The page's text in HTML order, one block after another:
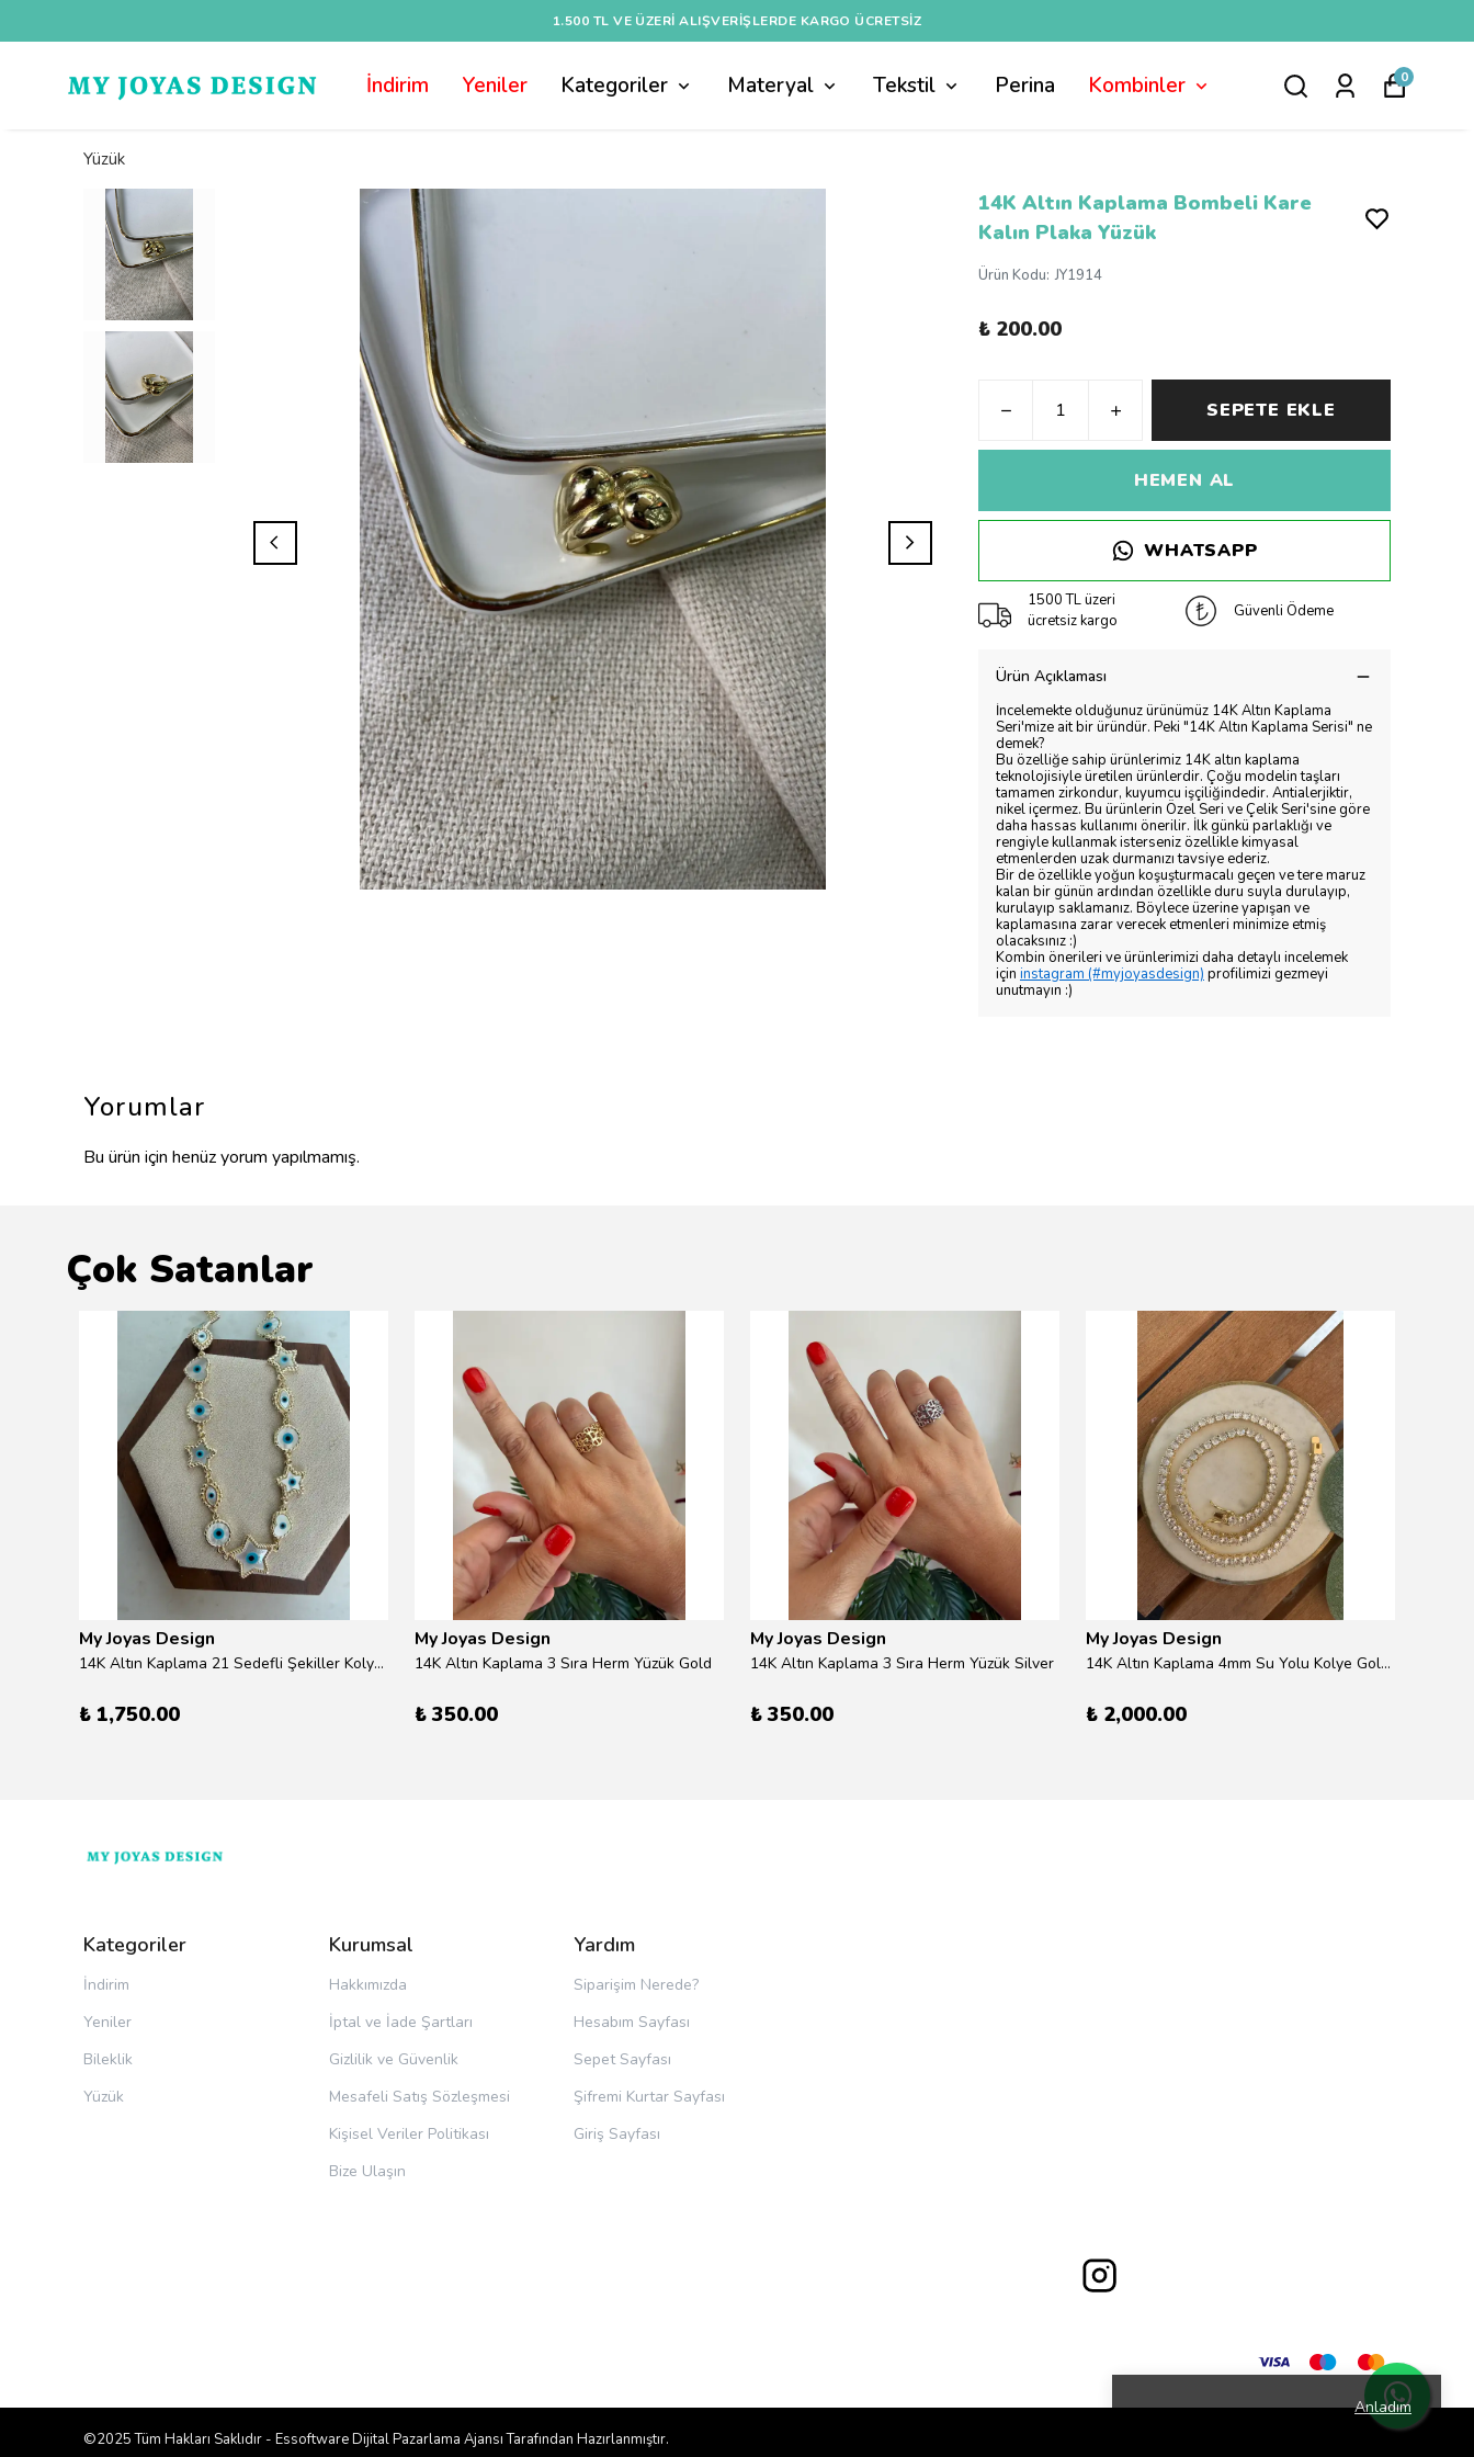
1.500 TL VE ÜZERI ALIŞVERIŞLERDE KARGO ÜCRETSİZ
İndirim Yeniler Kategoriler Materyal Tekstil Perina Kombinler 0
Anladım
Yüzük
14K Altın Kaplama Bombeli Kare
Kalın Plaka Yüzük
Ürün Kodu: JY1914
₺ 200.00
SEPETE EKLE
HEMEN AL
WHATSAPP
1500 TL üzeri
ücretsiz kargo
Güvenli Ödeme
Ürün Açıklaması
İncelemekte olduğunuz ürünümüz 14K Altın Kaplama
Seri'mize ait bir üründür. Peki "14K Altın Kaplama Serisi" ne
demek?
Bu özelliğe sahip ürünlerimiz 14K altın kaplama
teknolojisiyle üretilen ürünlerdir. Çoğu modelin taşları
tamamen zirkondur, kuyumcu işçiliğindedir. Antialerjiktir,
nikel içermez. Bu ürünlerin Özel Seri ve Çelik Seri'sine göre
daha hassas kullanımı önerilir. İlk günkü parlaklığı ve
rengiyle kullanmak isterseniz özellikle kimyasal
etmenlerden uzak durmanızı tavsiye ederiz.
Bir de özellikle yoğun koşuşturmacalı geçen ve tere maruz
kalan bir günün ardından özellikle duru suyla durulayıp,
kurulayıp saklamanız. Böylece üzerine yapışan ve
kaplamasına zarar verecek etmenleri minimize etmiş
olacaksınız :)
Kombin önerileri ve ürünlerimizi daha detaylı incelemek
için instagram (#myjoyasdesign) profilimizi gezmeyi
unutmayın :)
Yorumlar
Bu ürün için henüz yorum yapılmamış.
Çok Satanlar
My Joyas Design
14K Altın Kaplama 21 Sedefli Şekiller Kolye 46cm
₺ 1,750.00
My Joyas Design
14K Altın Kaplama 3 Sıra Herm Yüzük Gold
₺ 350.00
My Joyas Design
14K Altın Kaplama 3 Sıra Herm Yüzük Silver
₺ 350.00
My Joyas Design
14K Altın Kaplama 4mm Su Yolu Kolye Gold 41cm
₺ 2,000.00
Kategoriler
İndirim
Yeniler
Bileklik
Yüzük
Kurumsal
Hakkımızda
İptal ve İade Şartları
Gizlilik ve Güvenlik
Mesafeli Satış Sözleşmesi
Kişisel Veriler Politikası
Bize Ulaşın
Yardım
Siparişim Nerede?
Hesabım Sayfası
Sepet Sayfası
Şifremi Kurtar Sayfası
Giriş Sayfası
©2025 Tüm Hakları Saklıdır - Essoftware Dijital Pazarlama AjansıTarafından Hazırlanmıştır.